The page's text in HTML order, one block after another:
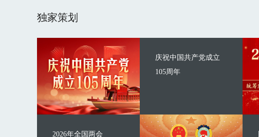
独家策划
庆祝中国共产党成立
105周年
2026年全国两会